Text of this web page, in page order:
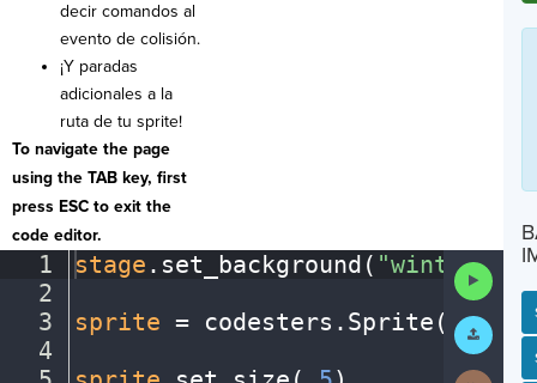
decir comandos al
evento de colisión.
¡Y paradas
adicionales a la
ruta de tu sprite!
To navigate the page
using the TAB key, first
press ESC to exit the
code editor.
1
2
3
4
stage . set_background( "winter"
sprite = codesters . Sprite(
Code
Work